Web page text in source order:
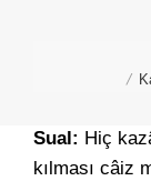
Sual: Hiç
kılması câiz